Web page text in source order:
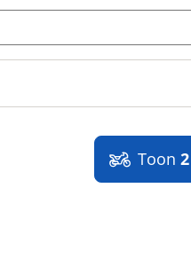
Toon 2